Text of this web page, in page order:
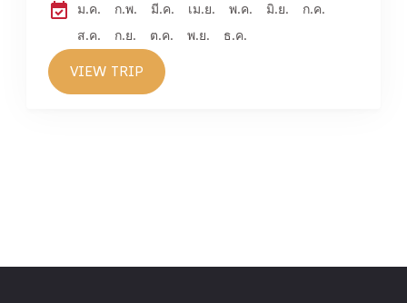
ม.ค.
ก.พ. มี.ค. เม.ย. พ.ค. มิ.ย.
ก.ค.
ส.ค.
ก.ย. ต.ค. พ.ย. ธ.ค.
VIEW TRIP